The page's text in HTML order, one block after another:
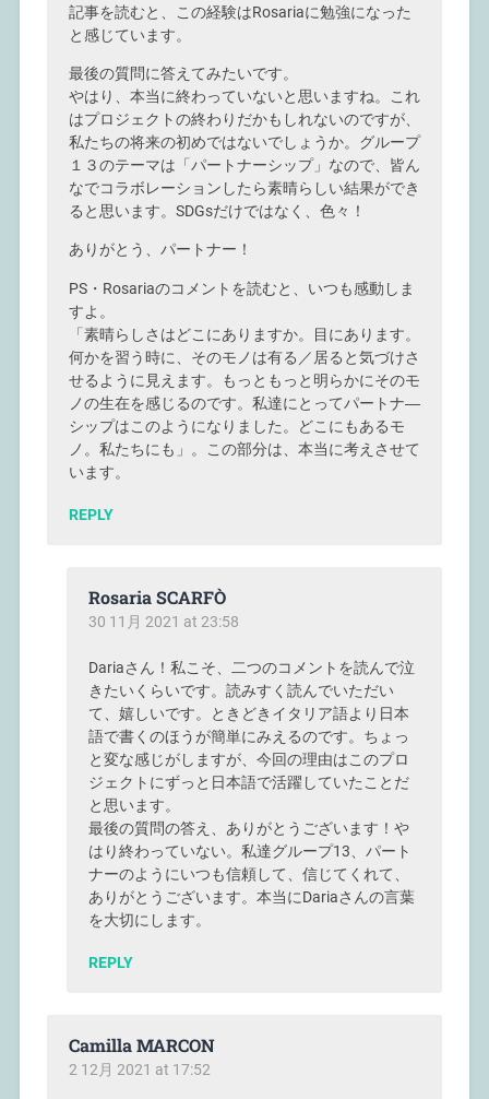
記事を読むと、この経験はRosariaに勉強になった
と感じています。
最後の質問に答えてみたいです。
やはり、本当に終わっていないと思いますね。これ
はプロジェクトの終わりだかもしれないのですが、
私たちの将来の初めではないでしょうか。グループ
１３のテーマは「パートナーシップ」なので、皆ん
なでコラボレーションしたら素晴らしい結果ができ
ると思います。SDGsだけではなく、色々！
ありがとう、パートナー！
PS・Rosariaのコメントを読むと、いつも感動しま
すよ。
「素晴らしさはどこにありますか。目にあります。
何かを習う時に、そのモノは有る／居ると気づけさ
せるように見えます。もっともっと明らかにそのモ
ノの生在を感じるのです。私達にとってパートナ―
シップはこのようになりました。どこにもあるモ
ノ。私たちにも」。この部分は、本当に考えさせて
います。
REPLY
Rosaria SCARFÒ
30 11月 2021 at 23:58
Dariaさん！私こそ、二つのコメントを読んで泣
きたいくらいです。読みすく読んでいただい
て、嬉しいです。ときどきイタリア語より日本
語で書くのほうが簡単にみえるのです。ちょっ
と変な感じがしますが、今回の理由はこのプロ
ジェクトにずっと日本語で活躍していたことだ
と思います。
最後の質問の答え、ありがとうございます！や
はり終わっていない。私達グループ13、パート
ナーのようにいつも信頼して、信じてくれて、
ありがとうございます。本当にDariaさんの言葉
を大切にします。
REPLY
Camilla MARCON
2 12月 2021 at 17:52